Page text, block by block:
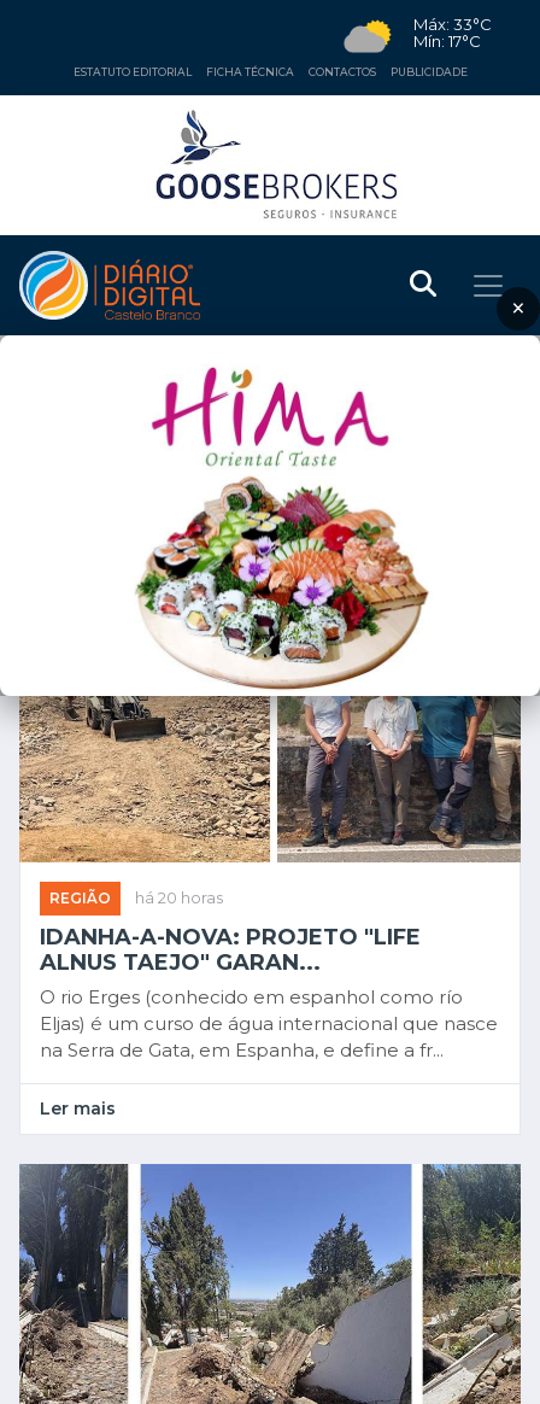
Máx: 33°C
Mín: 17°C
ESTATUTO EDITORIAL FICHA TÉCNICA CONTACTOS PUBLICIDADE
×
REGIÃO há 20 horas
IDANHA-A-NOVA: PROJETO "LIFE
ALNUS TAEJO" GARAN...
O rio Erges (conhecido em espanhol como río
Eljas) é um curso de água internacional que nasce
na Serra de Gata, em Espanha, e define a fr...
Ler mais